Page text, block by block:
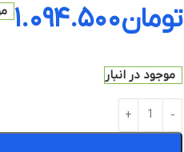
تومان۱.۰۹۴.۵۰۰
موجود در انبار